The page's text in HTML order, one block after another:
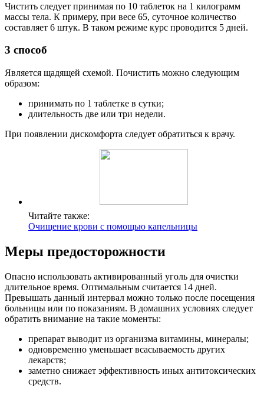
Чистить следует принимая по 10 таблеток на 1 килограмм
массы тела. К примеру, при весе 65, суточное количество
составляет 6 штук. В таком режиме курс проводится 5 дней.
3 способ
Является щадящей схемой. Почистить можно следующим
образом:
принимать по 1 таблетке в сутки;
длительность две или три недели.
При появлении дискомфорта следует обратиться к врачу.
Читайте также:
Очищение крови с помощью капельницы
Меры предосторожности
Опасно использовать активированный уголь для очистки
длительное время. Оптимальным считается 14 дней.
Превышать данный интервал можно только после посещения
больницы или по показаниям. В домашних условиях следует
обратить внимание на такие моменты:
препарат выводит из организма витамины, минералы;
одновременно уменьшает всасываемость других
лекарств;
заметно снижает эффективность иных антитоксических
средств.